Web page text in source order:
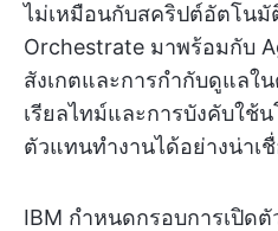
ไม่เหมือนกับสคริปต์อัตโนมั
Orchestrate มาพร้อมกับ
สังเกตและการกำกับดูแลใ
เรียลไทม์และการบังคับใช้
ตัวแทนทำงานได้อย่างน่าเ
IBM กำหนดกรอบการเปิดตั